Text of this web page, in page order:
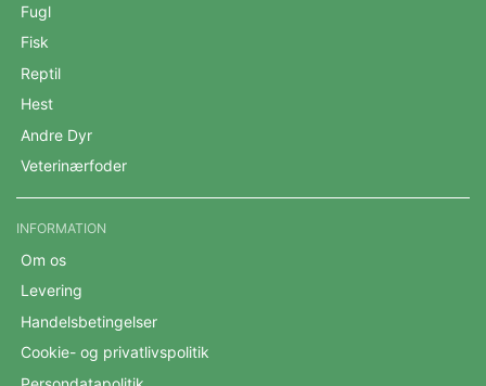
Fugl
Fisk
Reptil
Hest
Andre Dyr
Veterinærfoder
INFORMATION
Om os
Levering
Handelsbetingelser
Cookie- og privatlivspolitik